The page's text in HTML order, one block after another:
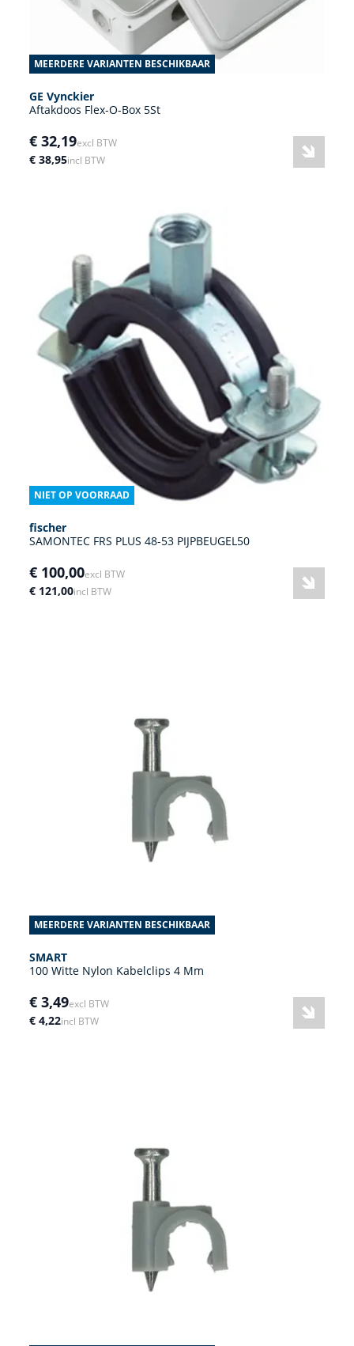
MEERDERE VARIANTEN BESCHIKBAAR
GE Vynckier
Aftakdoos Flex-O-Box 5St
€ 32,19excl BTW
€ 38,95incl BTW
NIET OP VOORRAAD
fischer
SAMONTEC FRS PLUS 48-53 PIJPBEUGEL50
€ 100,00excl BTW
€ 121,00incl BTW
MEERDERE VARIANTEN BESCHIKBAAR
SMART
100 Witte Nylon Kabelclips 4 Mm
€ 3,49excl BTW
€ 4,22incl BTW